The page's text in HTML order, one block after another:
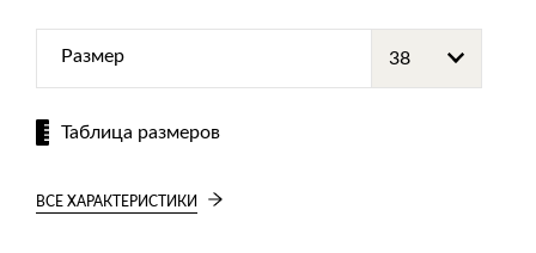
Размер
Таблица размеров
ВСЕ ХАРАКТЕРИСТИКИ